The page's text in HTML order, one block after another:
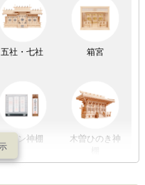
和紙・絹製 木・竹製
盆提灯単品 一対セット
五社・七社 箱宮
モダン神棚
木曽ひのき神